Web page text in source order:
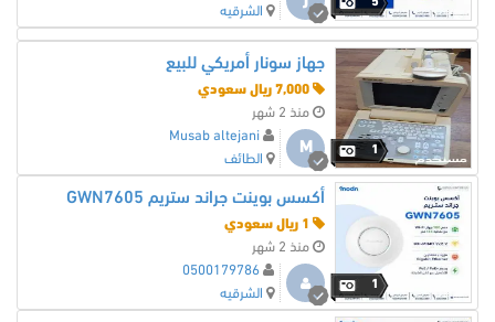
الشرقيه
1
جهاز سونار أمريكي للبيع
منذ 2 شهر
M
Musab altejani
الطائف
1
أكسس بوينت جراند ستريم GWN7605
منذ 2 شهر
0500179786
الشرقيه